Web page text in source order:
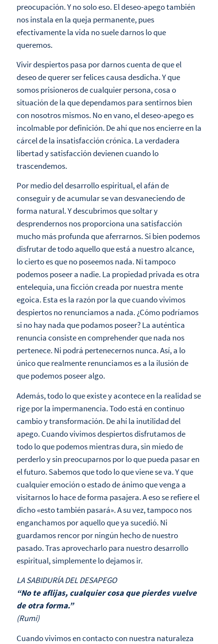
preocupación. Y no solo eso. El deseo-apego también
nos instala en la queja permanente, pues
efectivamente la vida no suele darnos lo que
queremos.
Vivir despiertos pasa por darnos cuenta de que el
deseo de querer ser felices causa desdicha. Y que
somos prisioneros de cualquier persona, cosa o
situación de la que dependamos para sentirnos bien
con nosotros mismos. No en vano, el deseo-apego es
incolmable por definición. De ahí que nos encierre en la
cárcel de la insatisfacción crónica. La verdadera
libertad y satisfacción devienen cuando lo
trascendemos.
Por medio del desarrollo espiritual, el afán de
conseguir y de acumular se van desvaneciendo de
forma natural. Y descubrimos que soltar y
desprendernos nos proporciona una satisfacción
mucho más profunda que aferrarnos. Si bien podemos
disfrutar de todo aquello que está a nuestro alcance,
lo cierto es que no poseemos nada. Ni tampoco
podemos poseer a nadie. La propiedad privada es otra
entelequia, una ficción creada por nuestra mente
egoica. Esta es la razón por la que cuando vivimos
despiertos no renunciamos a nada. ¿Cómo podríamos
si no hay nada que podamos poseer? La auténtica
renuncia consiste en comprehender que nada nos
pertenece. Ni podrá pertenecernos nunca. Así, a lo
único que realmente renunciamos es a la ilusión de
que podemos poseer algo.
Además, todo lo que existe y acontece en la realidad se
rige por la impermanencia. Todo está en continuo
cambio y transformación. De ahí la inutilidad del
apego. Cuando vivimos despiertos disfrutamos de
todo lo que podemos mientras dura, sin miedo de
perderlo y sin preocuparnos por lo que pueda pasar en
el futuro. Sabemos que todo lo que viene se va. Y que
cualquier emoción o estado de ánimo que venga a
visitarnos lo hace de forma pasajera. A eso se refiere el
dicho «esto también pasará». A su vez, tampoco nos
enganchamos por aquello que ya sucedió. Ni
guardamos rencor por ningún hecho de nuestro
pasado. Tras aprovecharlo para nuestro desarrollo
espiritual, simplemente lo dejamos ir.
LA SABIDURÍA DEL DESAPEGO
“No te aflijas, cualquier cosa que pierdes vuelve
de otra forma.”
(Rumi)
Cuando vivimos en contacto con nuestra naturaleza